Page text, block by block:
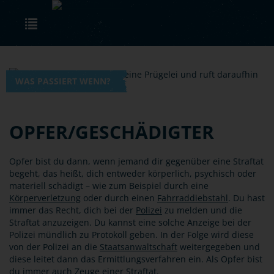
Skip to main content
WAS PASSIERT WENN?
OPFER/GESCHÄDIGTER
Opfer bist du dann, wenn jemand dir gegenüber eine Straftat
begeht, das heißt, dich entweder körperlich, psychisch oder
materiell schädigt – wie zum Beispiel durch eine
Körperverletzung oder durch einen Fahrraddiebstahl. Du hast
immer das Recht, dich bei der Polizei zu melden und die
Straftat anzuzeigen. Du kannst eine solche Anzeige bei der
Polizei mündlich zu Protokoll geben. In der Folge wird diese
von der Polizei an die Staatsanwaltschaft weitergegeben und
diese leitet dann das Ermittlungsverfahren ein. Als Opfer bist
du immer auch Zeuge einer Straftat.